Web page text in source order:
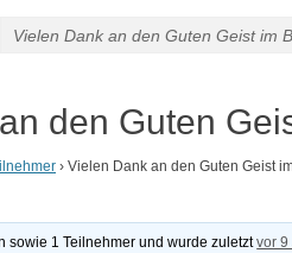
Vielen Dank an den Guten Geist im
den Guten
› Vielen Dank an den Guten Geist
sowie 1 Teilnehmer und wurde zuletztvor 9